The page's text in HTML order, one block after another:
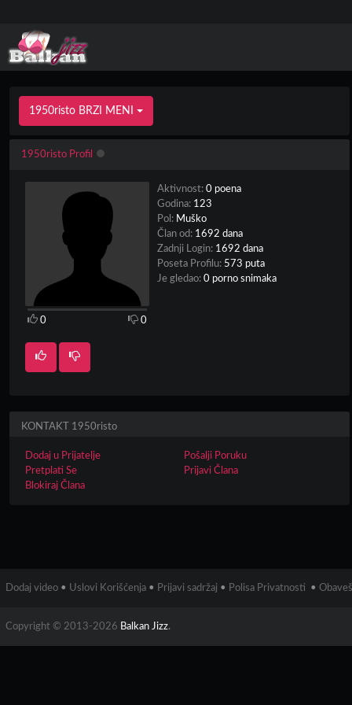
1950risto BRZI MENI
1950risto Profil
0 0
Aktivnost:0 poena
Godina: 123
Pol: Muško
Član od: 1692 dana
Zadnji Login: 1692 dana
Poseta Profilu: 573 puta
Je gledao:0 porno snimaka
KONTAKT 1950risto
Dodaj u Prijatelje
Pošalji Poruku
Pretplati Se
Prijavi Člana
Blokiraj Člana
Dodaj video • Uslovi Korišćenja • Prijavi sadržaj • Polisa Privatnosti •
Copyright © 2013-2026 Balkan Jizz.